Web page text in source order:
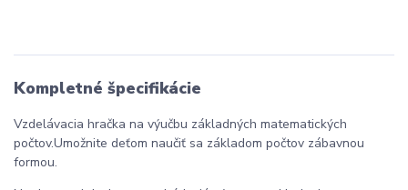
Kompletné špecifikácie
Vzdelávacia hračka na výučbu základných matematických
počtov.Umožnite deťom naučiť sa základom počtov zábavnou
formou.